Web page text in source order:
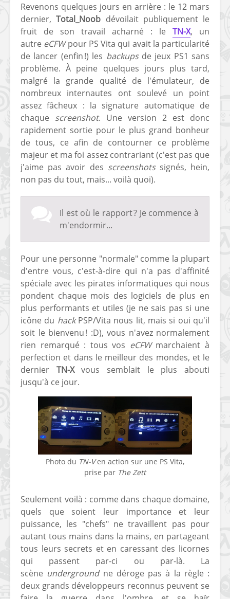
Revenons quelques jours en arrière : le 12 mars
dernier,Total_Noob dévoilait publiquement le
fruit de son travail acharné : le TN-X, un
autre eCFWpour PS Vita qui avait la particularité
de lancer (enfin !) les backupsde jeux PS1 sans
problème. À peine quelques jours plus tard,
malgré la grande qualité de l'émulateur, de
nombreux internautes ont soulevé un point
assez fâcheux : la signature automatique de
chaque screenshot. Une version 2 est donc
rapidement sortie pour le plus grand bonheur
de tous, ce afin de contourner ce problème
majeur et ma foi assez contrariant (c'est pas que
j'aime pas avoir des screenshotssignés, hein,
non pas du tout, mais... voilà quoi).
Il est où le rapport ? Je commence à
m'endormir...
Pour une personne "normale" comme la plupart
d'entre vous, c'est-à-dire qui n'a pas d'affinité
spéciale avec les pirates informatiques qui nous
pondent chaque mois des logiciels de plus en
plus performants et utiles (je ne sais pas si une
icône du hackPSP/Vita nous lit, mais si oui qu'il
soit le bienvenu ! :D), vous n'avez normalement
rien remarqué : tous vos eCFW marchaient à
perfection et dans le meilleur des mondes, et le
dernier TN-Xvous semblait le plus abouti
jusqu'à ce jour.
Photo du TN-Ven action sur une PS Vita,
prise par The Zett
Seulement voilà : comme dans chaque domaine,
quels que soient leur importance et leur
puissance, les "chefs" ne travaillent pas pour
autant tous mains dans la mains, en partageant
tous leurs secrets et en caressant des licornes
qui passent par-ci ou par-là. La
scène undergroundne déroge pas à la règle :
deux grands développeurs reconnus peuvent se